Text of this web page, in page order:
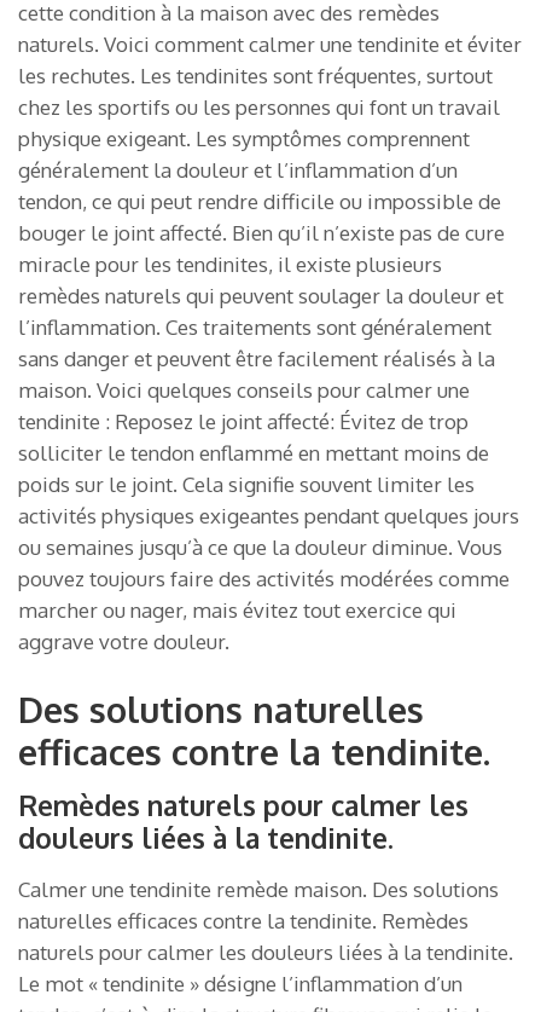
cette condition à la maison avec des remèdes
naturels. Voici comment calmer une tendinite et éviter
les rechutes. Les tendinites sont fréquentes, surtout
chez les sportifs ou les personnes qui font un travail
physique exigeant. Les symptômes comprennent
généralement la douleur et l’inflammation d’un
tendon, ce qui peut rendre difficile ou impossible de
bouger le joint affecté. Bien qu’il n’existe pas de cure
miracle pour les tendinites, il existe plusieurs
remèdes naturels qui peuvent soulager la douleur et
l’inflammation. Ces traitements sont généralement
sans danger et peuvent être facilement réalisés à la
maison. Voici quelques conseils pour calmer une
tendinite : Reposez le joint affecté: Évitez de trop
solliciter le tendon enflammé en mettant moins de
poids sur le joint. Cela signifie souvent limiter les
activités physiques exigeantes pendant quelques jours
ou semaines jusqu’à ce que la douleur diminue. Vous
pouvez toujours faire des activités modérées comme
marcher ou nager, mais évitez tout exercice qui
aggrave votre douleur.
Des solutions naturelles
efficaces contre la tendinite.
Remèdes naturels pour calmer les
douleurs liées à la tendinite.
Calmer une tendinite remède maison. Des solutions
naturelles efficaces contre la tendinite. Remèdes
naturels pour calmer les douleurs liées à la tendinite.
Le mot « tendinite » désigne l’inflammation d’un